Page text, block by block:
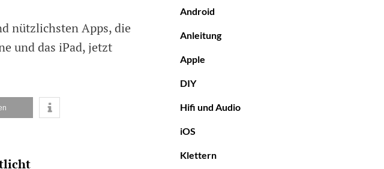
nützlichsten Apps, die
und das iPad, jetzt
Android
Anleitung
Apple
DIY
Hifi und Audio
iOS
Klettern